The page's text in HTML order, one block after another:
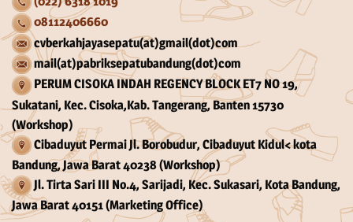
08112406660
cvberkahjayasepatu(at)gmail(dot)com
mail(at)pabriksepatubandung(dot)com
PERUM CISOKA INDAH REGENCY BLOCK ET7 NO 19,
Sukatani, Kec. Cisoka,Kab. Tangerang, Banten 15730
(Workshop)
Cibaduyut Permai Jl. Borobudur, Cibaduyut Kidul< kota
Bandung, Jawa Barat 40238 (Workshop)
Jl. Tirta Sari III No.4, Sarijadi, Kec. Sukasari, Kota Bandung,
Jawa Barat 40151 (Marketing Office)